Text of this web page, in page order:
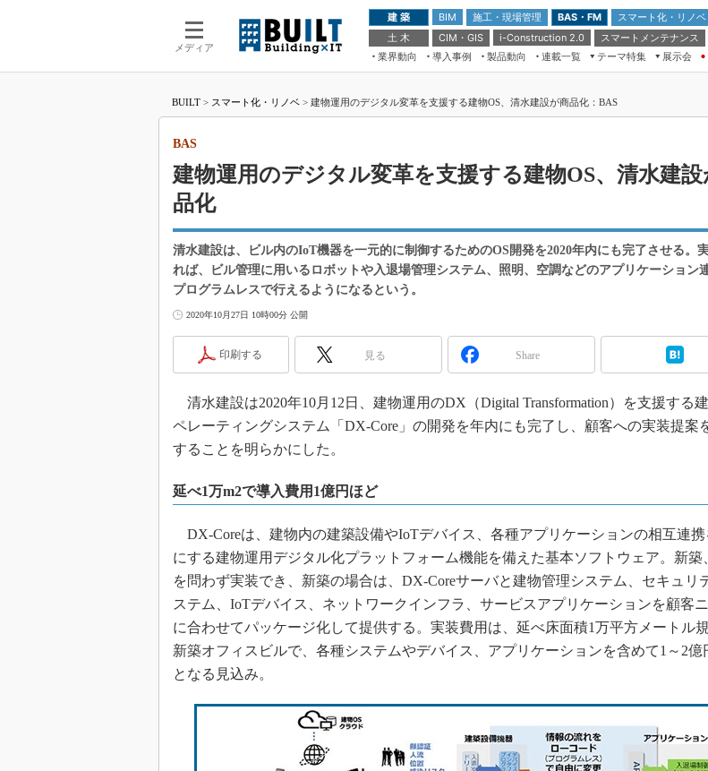
メディア
建 築 BIM 施工・現場管理 BAS・FM
スマート化・リノベ
土 木
CIM・GIS i-Construction 2.0
スマートメンテナンス
業界動向
導入事例 製品動向 連載一覧
テーマ特集
ドローンがもたらす建設業界の“ゲー
ムチェンジ” Ver.2.0
“Society5.0”時代のスマートビル
展示会
第8回 国際 建設・測量展
築・土木・不動産の先端技術展－
メンテナンス・レジリエンスOSAKA
日本 ものづくりワールド 2020
IGAS2018
BUILT > スマート化・リノベ > 建物運用のデジタル変革を支援する建物OS、清水建設が商品化：BAS
建物運用のデジタル変革を支援する建物OS、清水建設
品化
BAS
清水建設は、ビル内のIoT機器を一元的に制御するためのOS開発を2020年内にも完了させる。
れば、ビル管理に用いるロボットや入退場管理システム、照明、空調などのアプリケーション
プログラムレスで行えるようになるという。
2020年10月27日 10時00分 公開
印刷する 見る Share
清水建設は2020年10月12日、建物運用のDX（Digital Transformation）を支援する
ペレーティングシステム「DX-Core」の開発を年内にも完了し、顧客への実装提案
することを明らかにした。
延べ1万m2で導入費用1億円ほど
DX-Coreは、建物内の建築設備やIoTデバイス、各種アプリケーションの相互連携
にする建物運用デジタル化プラットフォーム機能を備えた基本ソフトウェア。新築
を問わず実装でき、新築の場合は、DX-Coreサーバと建物管理システム、セキュリ
ステム、IoTデバイス、ネットワークインフラ、サービスアプリケーションを顧客
に合わせてパッケージ化して提供する。実装費用は、延べ床面積1万平方メートル
新築オフィスビルで、各種システムやデバイス、アプリケーションを含めて1～2億
となる見込み。